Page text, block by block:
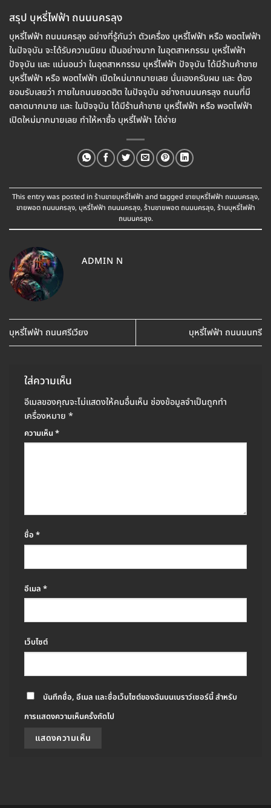
สรุป บุหรี่ไฟฟ้า ถนนนครลุง
บุหรี่ไฟฟ้า ถนนนครลุง อย่างที่รู้กันว่า ตัวเครื่อง บุหรี่ไฟฟ้า หรือ พอตไฟฟ้า
ในปัจจุบัน จะได้รับความนิยม เป็นอย่างมาก ในอุตสาหกรรม บุหรี่ไฟฟ้า
ปัจจุบัน และ แน่นอนว่า ในอุตสาหกรรม บุหรี่ไฟฟ้า ปัจจุบัน ได้มีร้านค้าขาย
บุหรี่ไฟฟ้า หรือ พอตไฟฟ้า เปิดใหม่มากมายเลย นั่นเองครับผม และ ต้อง
ยอมรับเลยว่า ภายในถนนยอดฮิต ในปัจจุบัน อย่างถนนนครลุง ถนนที่มี
ตลาดมากมาย และ ในปัจจุบัน ได้มีร้านค้าขาย บุหรี่ไฟฟ้า หรือ พอตไฟฟ้า
เปิดใหม่มากมายเลย ทำให้หาซื้อ บุหรี่ไฟฟ้า ได้ง่าย
This entry was posted inร้านขายบุหรี่ไฟฟ้า and taggedขายบุหรี่ไฟฟ้า ถนนนครลุง,
ขายพอต ถนนนครลุง, บุหรี่ไฟฟ้า ถนนนครลุง, ร้านขายพอต ถนนนครลุง, ร้านบุหรี่ไฟฟ้า
ถนนนครลุง.
ADMIN N
บุหรี่ไฟฟ้า ถนนศรีเวียง บุหรี่ไฟฟ้า ถนนนนทรี
ใส่ความเห็น
อีเมลของคุณจะไม่แสดงให้คนอื่นเห็น ช่องข้อมูลจำเป็นถูกทำ
เครื่องหมาย *
ความเห็น*
ชื่อ *
อีเมล *
เว็บไซต์
บันทึกชื่อ, อีเมล และชื่อเว็บไซต์ของฉันบนเบราว์เซอร์นี้ สำหรับ
การแสดงความเห็นครั้งถัดไป